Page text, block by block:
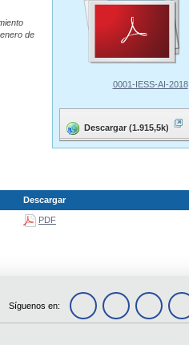
de
0001-IESS-AI-2018
Descargar (1.915,5k)
Descargar
PDF
Síguenos en: